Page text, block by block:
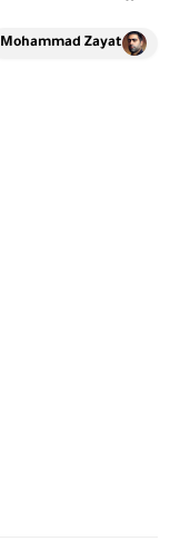
Mohammad Zayat